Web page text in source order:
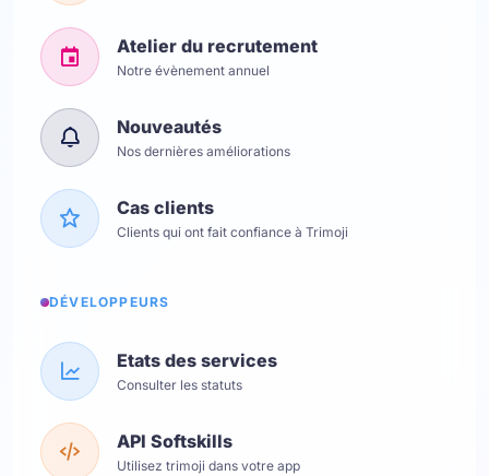
Atelier du recrutement
Notre évènement annuel
Nouveautés
Nos dernières améliorations
Cas clients
Clients qui ont fait confiance à Trimoji
DÉVELOPPEURS
Etats des services
Consulter les statuts
API Softskills
Utilisez trimoji dans votre app